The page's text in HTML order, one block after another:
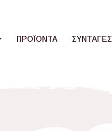
ΠΡΟΪΟΝΤΑ ΣΥΝΤΑΓΕΣ